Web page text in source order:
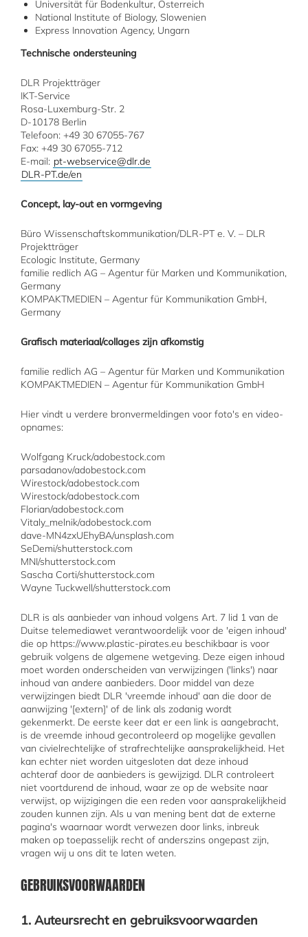
Universität für Bodenkultur, Österreich
National Institute of Biology, Slowenien
Express Innovation Agency, Ungarn
Technische ondersteuning
DLR Projektträger
IKT-Service
Rosa-Luxemburg-Str. 2
D-10178 Berlin
Telefoon: +49 30 67055-767
Fax: +49 30 67055-712
E-mail: pt-webservice@dlr.de
DLR-PT.de/en
Concept, lay-out en vormgeving
Büro Wissenschaftskommunikation/DLR-PT e. V. – DLR
Projektträger
Ecologic Institute, Germany
familie redlich AG – Agentur für Marken und Kommunikation,
Germany
KOMPAKTMEDIEN – Agentur für Kommunikation GmbH,
Germany
Grafisch materiaal/collages zijn afkomstig
familie redlich AG – Agentur für Marken und Kommunikation
KOMPAKTMEDIEN – Agentur für Kommunikation GmbH
Hier vindt u verdere bronvermeldingen voor foto's en video-
opnames:
Wolfgang Kruck/adobestock.com
parsadanov/adobestock.com
Wirestock/adobestock.com
Wirestock/adobestock.com
Florian/adobestock.com
Vitaly_melnik/adobestock.com
dave-MN4zxUEhyBA/unsplash.com
SeDemi/shutterstock.com
MNI/shutterstock.com
Sascha Corti/shutterstock.com
Wayne Tuckwell/shutterstock.com
DLR is als aanbieder van inhoud volgens Art. 7 lid 1 van de
Duitse telemediawet verantwoordelijk voor de 'eigen inhoud'
die op https://www.plastic-pirates.eu beschikbaar is voor
gebruik volgens de algemene wetgeving. Deze eigen inhoud
moet worden onderscheiden van verwijzingen ('links') naar
inhoud van andere aanbieders. Door middel van deze
verwijzingen biedt DLR 'vreemde inhoud' aan die door de
aanwijzing '[extern]' of de link als zodanig wordt
gekenmerkt. De eerste keer dat er een link is aangebracht,
is de vreemde inhoud gecontroleerd op mogelijke gevallen
van civielrechtelijke of strafrechtelijke aansprakelijkheid. Het
kan echter niet worden uitgesloten dat deze inhoud
achteraf door de aanbieders is gewijzigd. DLR controleert
niet voortdurend de inhoud, waar ze op de website naar
verwijst, op wijzigingen die een reden voor aansprakelijkheid
zouden kunnen zijn. Als u van mening bent dat de externe
pagina's waarnaar wordt verwezen door links, inbreuk
maken op toepasselijk recht of anderszins ongepast zijn,
vragen wij u ons dit te laten weten.
GEBRUIKSVOORWAARDEN
1. Auteursrecht en gebruiksvoorwaarden